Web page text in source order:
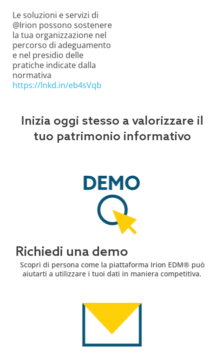
Le soluzioni e servizi di
@Irion possono sostenere
la tua organizzazione nel
percorso di adeguamento
e nel presidio delle
pratiche indicate dalla
normativa
https://lnkd.in/eb4sVqb
Inizia oggi stesso a valorizzare il
tuo patrimonio informativo
Richiedi una demo
Scopri di persona come la piattaforma Irion EDM® può
aiutarti a utilizzare i tuoi dati in maniera competitiva.